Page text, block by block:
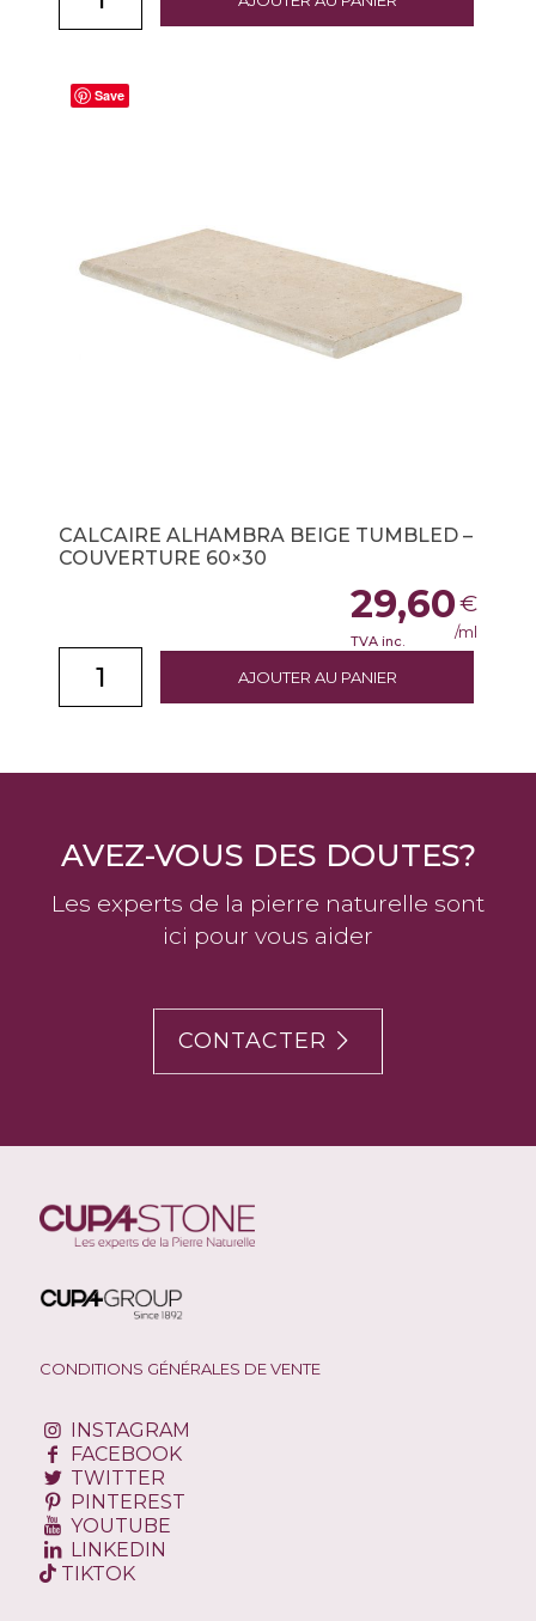
Save
CALCAIRE ALHAMBRA BEIGE TUMBLED –
COUVERTURE 60×30
AJOUTER AU PANIER
29,60€
TVA inc. /ml
AVEZ-VOUS DES DOUTES?
Les experts de la pierre naturelle sont
ici pour vous aider
CONTACTER
CONDITIONS GÉNÉRALES DE VENTE
INSTAGRAM
FACEBOOK
TWITTER
PINTEREST
YOUTUBE
LINKEDIN
TIKTOK